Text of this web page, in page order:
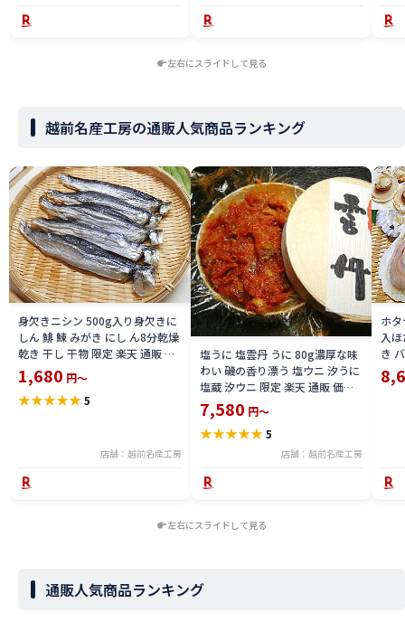
左右にスライドして見る
越前名産工房の通販人気商品ランキング
身欠きニシン 500g入り身欠きに
しん 鯡 鰊 みがき にし ん8分乾燥
乾き 干し 干物 限定 楽天 通販 価
格 特価 販売 お土産
1,680 円～
★★★★★5
店舗：越前名産工房
塩うに 塩雲丹 うに 80g濃厚な味
わい 磯の香り漂う 塩ウニ 汐うに
塩蔵 汐ウニ 限定 楽天 通販 価格
特価 販売 お土産
7,580 円～
★★★★★ 5
店舗：越前名産工房
ホ
入
き
冷
加
左右にスライドして見る
通販人気商品ランキング